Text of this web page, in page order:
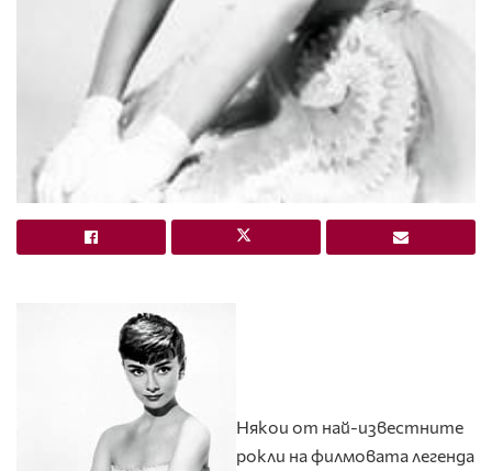
Някои от най-известните
рокли на филмовата легенда